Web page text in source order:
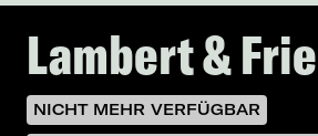
Lambert &
NICHT MEHR VERFÜGBAR